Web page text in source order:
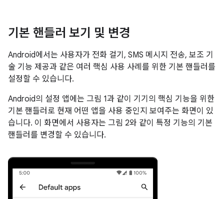
기본 핸들러 보기 및 변경
Android에서는 사용자가 전화 걸기, SMS 메시지 전송, 보조 기
술 기능 제공과 같은 여러 핵심 사용 사례를 위한 기본 핸들러를
설정할 수 있습니다.
Android의 설정 앱에는 그림 1과 같이 기기의 핵심 기능을 위한
기본 핸들러로 현재 어떤 앱을 사용 중인지 보여주는 화면이 있
습니다. 이 화면에서 사용자는 그림 2와 같이 특정 기능의 기본
핸들러를 변경할 수 있습니다.